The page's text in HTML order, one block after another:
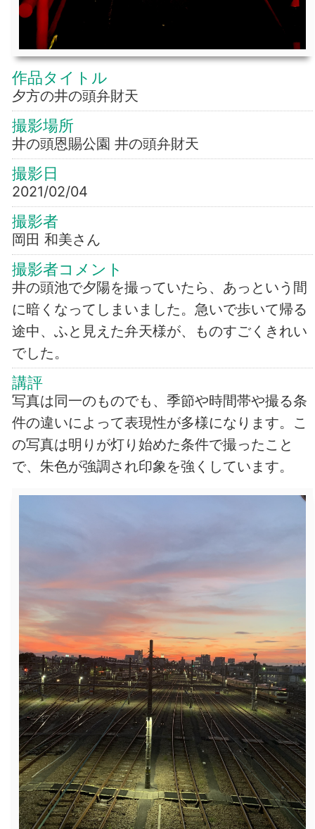
作品タイトル
夕方の井の頭弁財天
撮影場所
井の頭恩賜公園 井の頭弁財天
撮影日
2021/02/04
撮影者
岡田 和美さん
撮影者コメント
井の頭池で夕陽を撮っていたら、あっという間
に暗くなってしまいました。急いで歩いて帰る
途中、ふと見えた弁天様が、ものすごくきれい
でした。
講評
写真は同一のものでも、季節や時間帯や撮る条
件の違いによって表現性が多様になります。こ
の写真は明りが灯り始めた条件で撮ったこと
で、朱色が強調され印象を強くしています。